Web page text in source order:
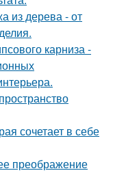
из дерева - от
карниза -
сочетает в себе
преображение